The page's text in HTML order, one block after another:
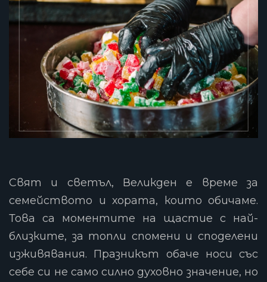
Свят и светъл, Великден е време за
семейството и хората, които обичаме.
Това са моментите на щастие с най-
близките, за топли спомени и споделени
изживявания. Празникът обаче носи със
себе си не само силно духовно значение, но